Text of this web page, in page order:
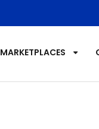
MARKETPLACES